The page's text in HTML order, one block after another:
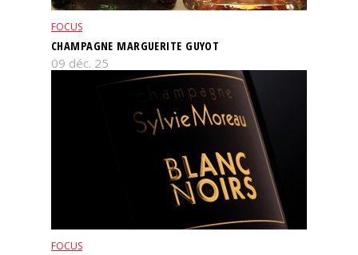
FOCUS
CHAMPAGNE MARGUERITE GUYOT
09 déc. 25
FOCUS